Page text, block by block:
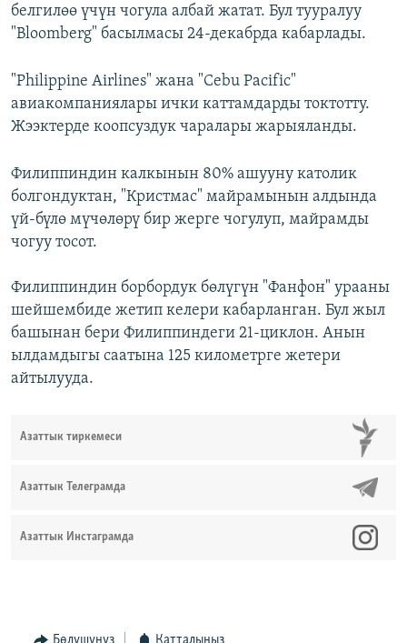
белгилөө үчүн чогула албай жатат. Бул тууралуу
"Bloomberg" басылмасы 24-декабрда кабарлады.
"Philippine Airlines" жана "Cebu Pacific"
авиакомпаниялары ички каттамдарды токтотту.
Жээктерде коопсуздук чаралары жарыяланды.
Филиппиндин калкынын 80% ашууну католик
болгондуктан, "Кристмас" майрамынын алдында
үй-бүлө мүчөлөрү бир жерге чогулуп, майрамды
чогуу тосот.
Филиппиндин борбордук бөлүгүн "Фанфон" урааны
шейшембиде жетип келери кабарланган. Бул жыл
башынан бери Филиппиндеги 21-циклон. Анын
ылдамдыгы саатына 125 километрге жетери
айтылууда.
Азаттык тиркемеси
Азаттык Телеграмда
Азаттык Инстаграмда